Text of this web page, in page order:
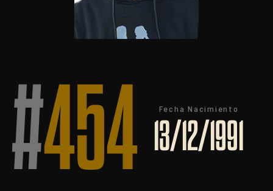
#454 Fecha Nacimiento
13/12/1991